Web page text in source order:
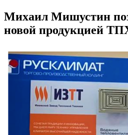
Михаил Мишустин
новой продукцией